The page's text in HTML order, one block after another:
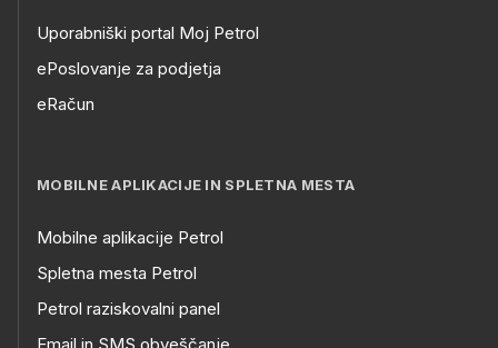
Uporabniški portal Moj Petrol
ePoslovanje za podjetja
eRačun
MOBILNE APLIKACIJE IN SPLETNA MESTA
Mobilne aplikacije Petrol
Spletna mesta Petrol
Petrol raziskovalni panel